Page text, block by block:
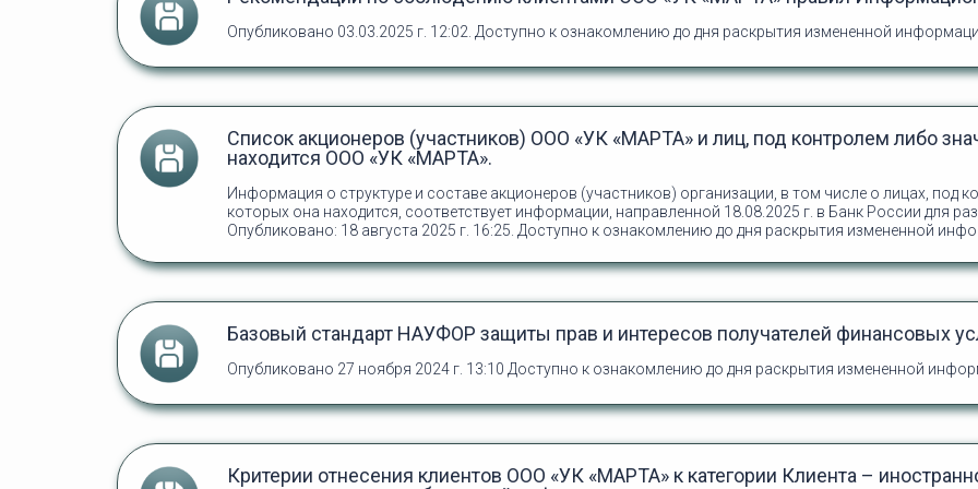
Опубликовано 03.03.2025 г. 12:02. Доступно к ознакомлению до дня раскрытия измененной
Список акционеров (участников) ООО «УК «МАРТА» и лиц, под контролем либо
находится ООО «УК «МАРТА».
Информация о структуре и составе акционеров (участников) организации, в том числе о лицах, под
которых она находится, соответствует информации, направленной 18.08.2025 г. в Банк России для
Опубликовано: 18 августа 2025 г. 16:25. Доступно к ознакомлению до дня раскрытия измененной
Базовый стандарт НАУФОР защиты прав и интересов получателей финансовых
Опубликовано 27 ноября 2024 г. 13:10 Доступно к ознакомлению до дня раскрытия измененной
Критерии отнесения клиентов ООО «УК «МАРТА» к категории Клиента –